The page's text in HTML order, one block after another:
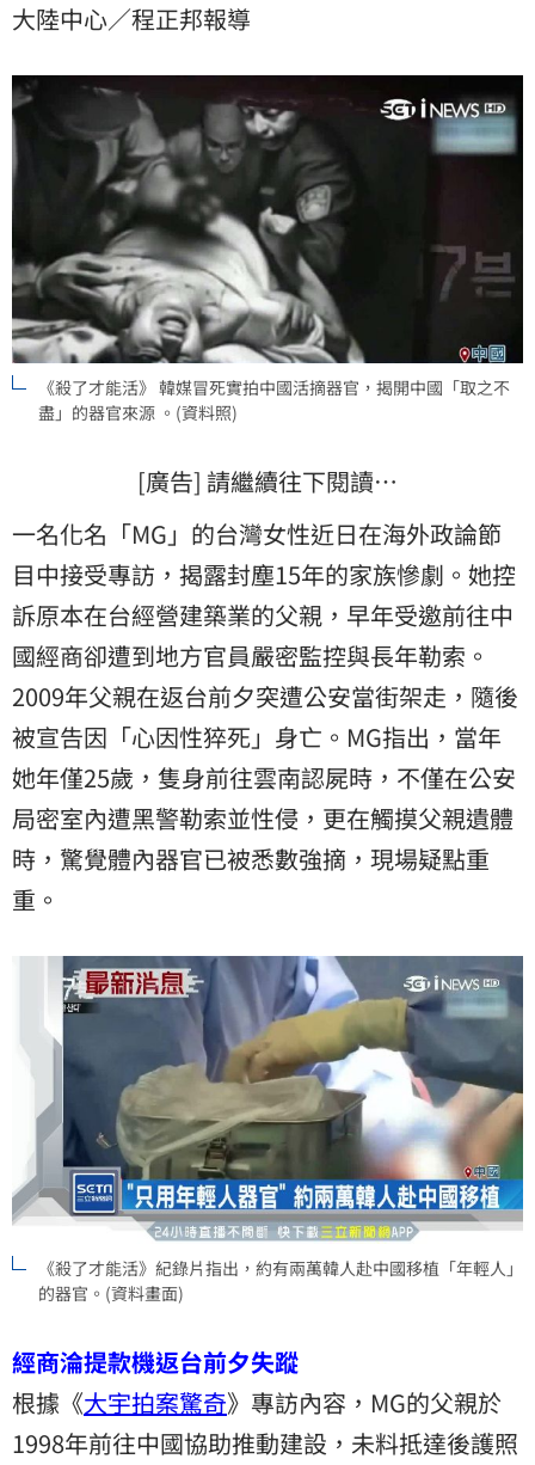
出，當年她年僅25歲，隻身前往雲南認屍時，不僅在公
驚覺體內器官已被悉數強摘，現場疑點重重。
大陸中心／程正邦報導
《殺了才能活》 韓媒冒死實拍中國活摘器官，揭開中國「取之不
盡」的器官來源 。(資料照)
[廣告] 請繼續往下閱讀…
一名化名「MG」的台灣女性近日在海外政論節
目中接受專訪，揭露封塵15年的家族慘劇。她控
訴原本在台經營建築業的父親，早年受邀前往中
國經商卻遭到地方官員嚴密監控與長年勒索。
2009年父親在返台前夕突遭公安當街架走，隨後
被宣告因「心因性猝死」身亡。MG指出，當年
她年僅25歲，隻身前往雲南認屍時，不僅在公安
局密室內遭黑警勒索並性侵，更在觸摸父親遺體
時，驚覺體內器官已被悉數強摘，現場疑點重
重。
《殺了才能活》紀錄片指出，約有兩萬韓人赴中國移植「年輕人」
的器官。(資料畫面)
經商淪提款機返台前夕失蹤
根據《大宇拍案驚奇》專訪內容，MG的父親於
1998年前往中國協助推動建設，未料抵達後護照